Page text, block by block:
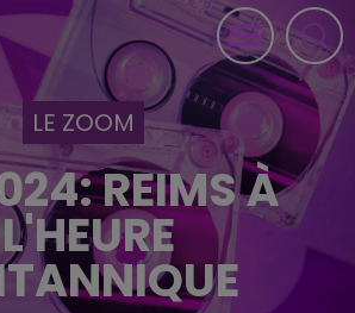
LE ZOOM
REIMS À
L'HEURE